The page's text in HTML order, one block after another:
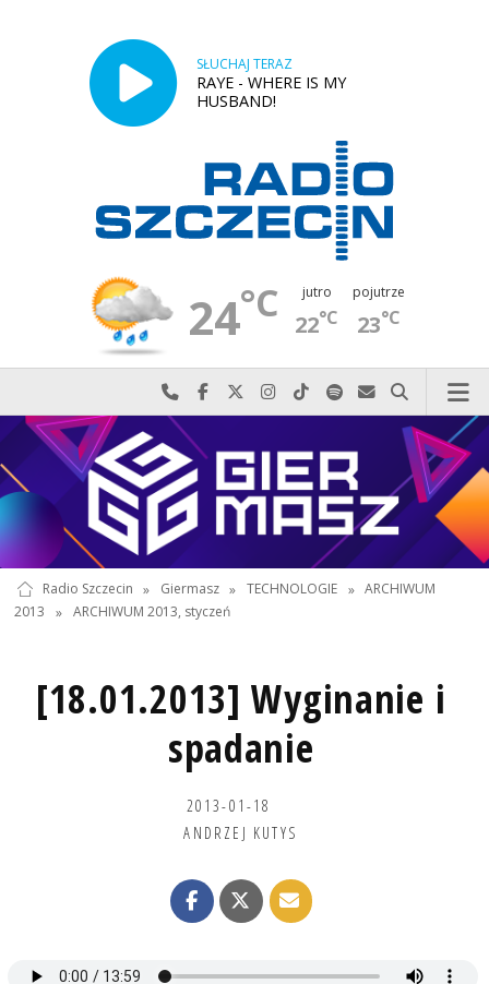
SŁUCHAJ TERAZ
RAYE - WHERE IS MY
HUSBAND!
24°C jutro
22°C
pojutrze
23°C
Najlepiej po prostu do nas zadzwoń
Odwiedź nas na Facebook-u
Odwiedź nas na X
Odwiedź nas na Instagram-ie
Odwiedź nas na TikTok-u
Szukaj nas na Spotify
Wyślij do nas
Szukaj
Radio Szczecin » Giermasz » TECHNOLOGIE » ARCHIWUM
2013
» ARCHIWUM 2013, styczeń
[18.01.2013] Wyginanie i
spadanie
2013-01-18
ANDRZEJ KUTYS